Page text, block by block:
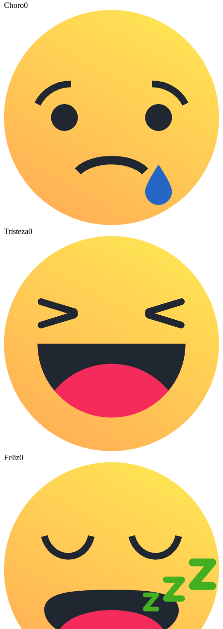
Choro0
Tristeza0
Feliz0